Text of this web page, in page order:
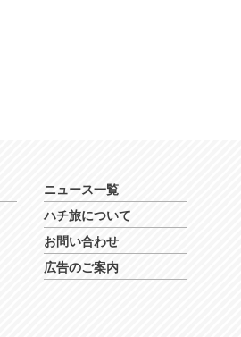
ニュース一覧
ハチ旅について
お問い合わせ
広告のご案内